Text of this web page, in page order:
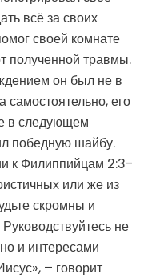
всё за своих
своей комнате
полученной травмы.
он был не в
самостоятельно, его
в следующем
победную шайбу.
к Филиппийцам 2:3-
или же из
скромны и
не
и интересами
– говорит